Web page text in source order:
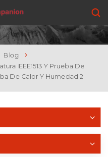
Blog
IEEE1513 Y Prueba De
De Calor Y Humedad 2